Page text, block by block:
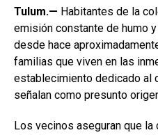
Tulum.— Habitantes de la
emisión constante de humo
desde hace
familias que viven en las
establecimiento dedicado al
señalan como presunto
Los vecinos aseguran que